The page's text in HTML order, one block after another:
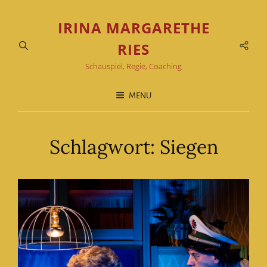
IRINA MARGARETHE
RIES
Schauspiel, Regie, Coaching
MENU
Schlagwort: Siegen